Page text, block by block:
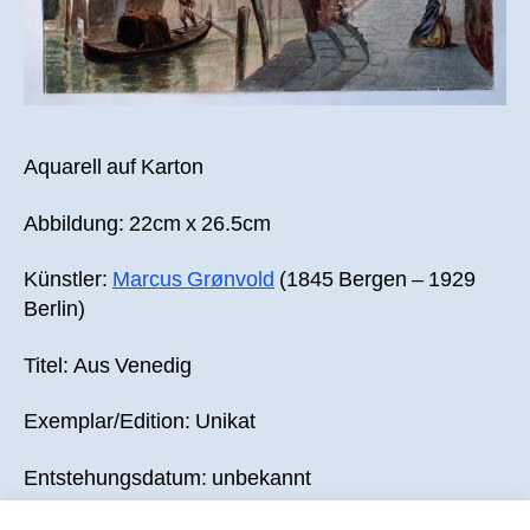
Aquarell auf Karton
Abbildung: 22cm x 26.5cm
Künstler: Marcus Grønvold (1845 Bergen – 1929
Berlin)
Titel: Aus Venedig
Exemplar/Edition: Unikat
Entstehungsdatum: unbekannt